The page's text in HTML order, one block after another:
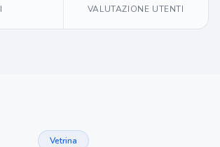
VALUTAZIONE UTENTI
Vetrina